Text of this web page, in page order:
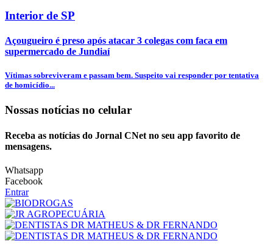
Interior de SP
Açougueiro é preso após atacar 3 colegas com faca em
supermercado de Jundiaí
Vítimas sobreviveram e passam bem. Suspeito vai responder por tentativa
de homicídio...
Nossas notícias no celular
Receba as notícias do Jornal CNet no seu app favorito de
mensagens.
Whatsapp
Facebook
Entrar